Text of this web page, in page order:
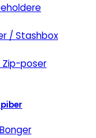
/ Stashbox
| Zip-poser